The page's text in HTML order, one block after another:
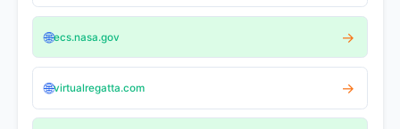
🌐ecs.nasa.gov →
🌐virtualregatta.com →